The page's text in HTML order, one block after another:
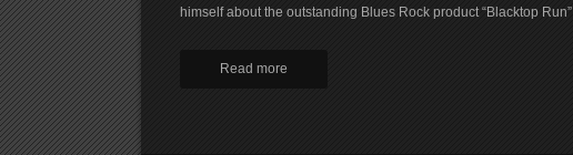
himself about the outstanding Blues Rock product “Blacktop Run”
Read more